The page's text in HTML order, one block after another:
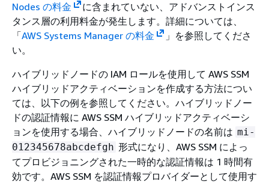
Nodes の料金
に含まれていない、アドバンストインス
タンス層の利用料金が発生します。詳細については、
「AWS Systems Manager の料金
」を参照してくださ
い。
ハイブリッドノードの IAM ロールを使用して AWS SSM
ハイブリッドアクティベーションを作成する方法につい
ては、以下の例を参照してください。ハイブリッドノー
ドの認証情報に AWS SSM ハイブリッドアクティベーシ
ョンを使用する場合、ハイブリッドノードの名前は mi-
012345678abcdefgh 形式になり、AWS SSM によっ
てプロビジョニングされた一時的な認証情報は 1 時間有
効です。AWS SSM を認証情報プロバイダーとして使用す